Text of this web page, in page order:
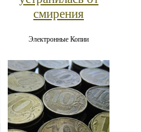
смирения
Электронные Копии